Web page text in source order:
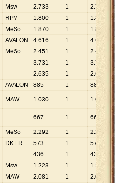
Msw 2.733 1 2.733
RPV 1.800 1 1.800
MeSo 1.870 1 1.870
AVALON 4.616 1 4.616
MeSo 2.451 1 2.451
3.731 1 3.731
2.635 1 2.635
AVALON 885 1 885
MAW 1.030 1 1.030
667 1 667
MeSo 2.292 1 2.292
DK FR 573 1
573
436 1
436
Msw 1.223 1 1.223
MAW 2.081 1 2.081